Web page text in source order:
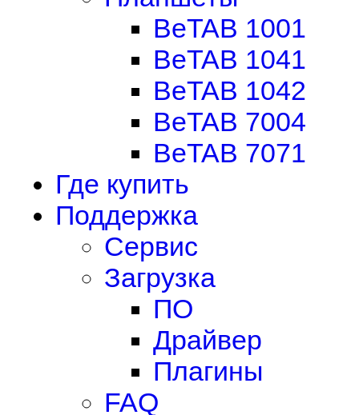
BeTAB 1001
BeTAB 1041
BeTAB 1042
BeTAB 7004
BeTAB 7071
Где купить
Поддержка
Сервис
Загрузка
ПО
Драйвер
Плагины
FAQ